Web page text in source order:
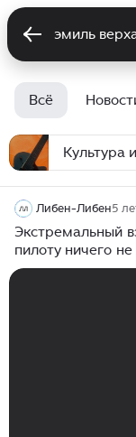
Всё
Культура
Либен-Либен5
Экстремальный
пилоту ничего